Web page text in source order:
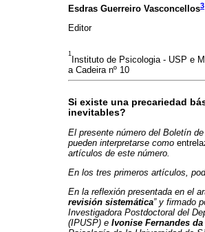
Esdras Guerreiro Vasconcellos3
Editor
1
Instituto de Psicologia - USP e
a Cadeira nº 10
Si existe una precariedad
inevitables?
El presente número del Boletín
pueden interpretarse como
artículos de este número.
En los tres primeros artículos,
En la reflexión presentada en el
revisión sistemática” y firmado
Investigadora Postdoctoral del
(IPUSP) e Ivonise Fernandes da